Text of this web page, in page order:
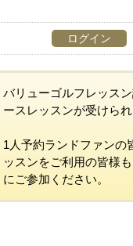
ログイン
バリューゴルフレッス
ースレッスンが受けられ
1人予約ランドファンの
ッスンをご利用の皆様
にご参加ください。